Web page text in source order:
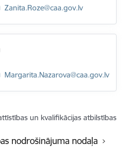
E-pasts:
Zanita.Roze@caa.gov.lv
E-pasts:
Margarita.Nazarova@caa.gov.lv
un kvalifikācijas atbilstības
nodrošinājuma nodaļa